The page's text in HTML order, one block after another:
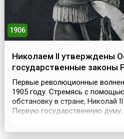
1906
Николаем II утверждены
государственные законы
Первые революционные
1905 году. Стремясь с
обстановку в стране, Николай
Первую государственную
в наличии представительного